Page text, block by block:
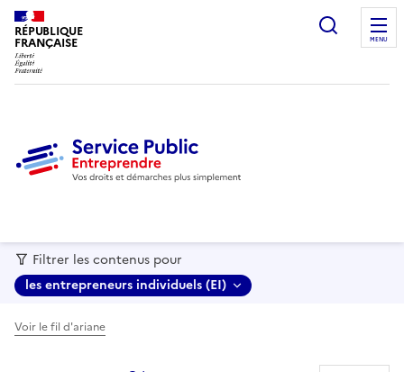
RÉPUBLIQUE
FRANÇAISE MENU
Filtrer les contenus pour
les entrepreneurs individuels (EI)
Voir le fil d'ariane